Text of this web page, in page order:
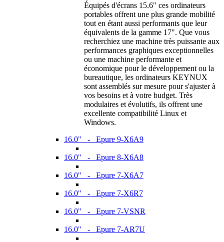
Équipés d'écrans 15.6" ces ordinateurs
portables offrent une plus grande mobilité
tout en étant aussi performants que leur
équivalents de la gamme 17". Que vous
recherchiez une machine très puissante aux
performances graphiques exceptionnelles
ou une machine performante et
économique pour le développement ou la
bureautique, les ordinateurs KEYNUX
sont assemblés sur mesure pour s'ajuster à
vos besoins et à votre budget. Très
modulaires et évolutifs, ils offrent une
excellente compatibilité Linux et
Windows.
16.0" - Epure 9-X6A9
16.0" - Epure 8-X6A8
16.0" - Epure 7-X6A7
16.0" - Epure 7-X6R7
16.0" - Epure 7-VSNR
16.0" - Epure 7-AR7U